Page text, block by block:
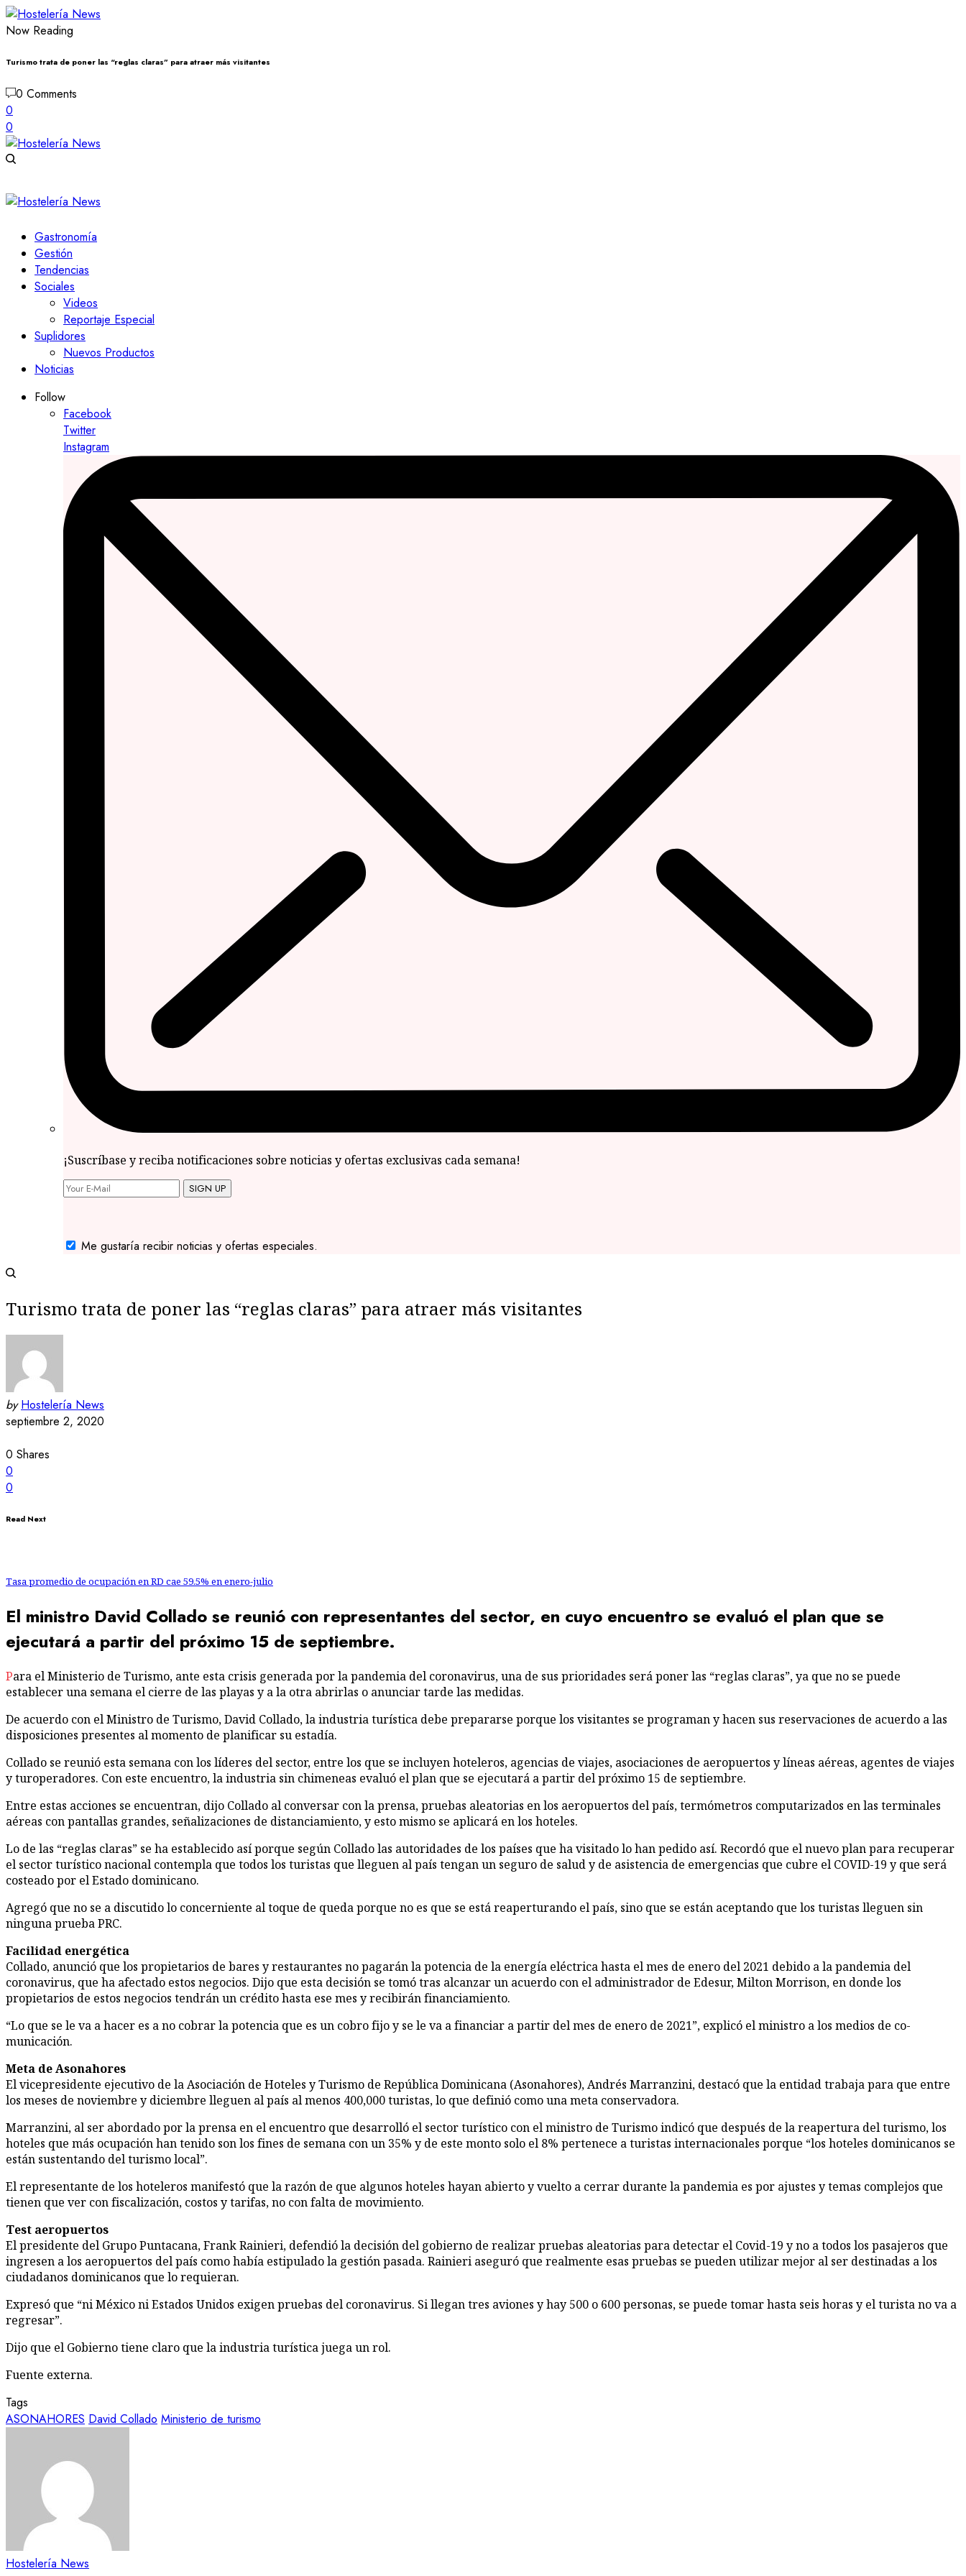
Now Reading
Turismo trata de poner las “reglas claras” para atraer más visitantes
0 Comments
0
0
Gastronomía
Gestión
Tendencias
Sociales
Videos
Reportaje Especial
Suplidores
Nuevos Productos
Noticias
Follow
Facebook
Twitter
Instagram
¡Suscríbase y reciba notificaciones sobre noticias y ofertas exclusivas cada semana!
SIGN UP
Me gustaría recibir noticias y ofertas especiales.
Turismo trata de poner las “reglas claras” para atraer más visitantes
by Hostelería News
septiembre 2, 2020
0 Shares
0
0
Read Next
Tasa promedio de ocupación en RD cae 59.5% en enero-julio
El ministro David Collado se reunió con representantes del sector, en cuyo encuentro se evaluó el plan que se
ejecutará a partir del próximo 15 de septiembre.
Para el Ministerio de Turis­mo, ante esta crisis gene­rada por la pandemia del coronavirus, una de sus prioridades será poner las “reglas claras”, ya que no se puede
establecer una se­mana el cierre de las playas y a la otra abrirlas o anun­ciar tarde las medidas.
De acuerdo con el Minis­tro de Turismo, David Co­llado, la industria turística debe prepararse porque los visitantes se progra­man y hacen sus reserva­ciones de acuerdo a las
disposiciones presentes al momento de planificar su estadía.
Collado se reunió esta semana con los líderes del sector, entre los que se incluyen hoteleros, agencias de viajes, asociaciones de aeropuertos y líneas aé­reas, agentes de viajes
y turoperadores. Con es­te encuentro, la indus­tria sin chimeneas evaluó el plan que se ejecutará a partir del próximo 15 de septiembre.
Entre estas acciones se encuentran, dijo Collado al conversar con la pren­sa, pruebas aleatorias en los aeropuertos del país, termómetros computa­rizados en las termina­les
aéreas con pantallas grandes, señalizaciones de distanciamiento, y es­to mismo se aplicará en los hoteles.
Lo de las “reglas claras” se ha establecido así por­que según Collado las au­toridades de los países que ha visitado lo han pedido así. Recordó que el nuevo plan para recuperar
el sec­tor turístico nacional con­templa que todos los tu­ristas que lleguen al país tengan un seguro de salud y de asistencia de emergen­cias que cubre el COVID-19 y que será
costeado por el Estado dominicano.
Agregó que no se a discu­tido lo concerniente al to­que de queda porque no es que se está reaperturan­do el país, sino que se están aceptando que los turistas lleguen sin
ninguna prueba PRC.
Facilidad energética
Collado, anunció que los propietarios de bares y res­taurantes no pagarán la po­tencia de la energía eléc­trica hasta el mes de enero del 2021 debido a la pan­demia del
coronavirus, que ha afectado estos negocios. Dijo que esta decisión se to­mó tras alcanzar un acuer­do con el administrador de Edesur, Milton Morrison, en donde los
propietarios de estos negocios tendrán un crédito hasta ese mes y reci­birán financiamiento.
“Lo que se le va a hacer es a no cobrar la potencia que es un cobro fijo y se le va a fi­nanciar a partir del mes de enero de 2021”, explicó el ministro a los medios de co­
municación.
Meta de Asonahores
El vicepresidente ejecutivo de la Asociación de Hote­les y Turismo de República Dominicana (Asonahores), Andrés Marranzini, des­tacó que la entidad traba­ja para que entre
los meses de noviembre y diciembre lleguen al país al menos 400,000 turistas, lo que de­finió como una meta con­servadora.
Marranzini, al ser aborda­do por la prensa en el en­cuentro que desarrolló el sector turístico con el minis­tro de Turismo indicó que después de la reapertura del turismo, los
hoteles que más ocupación han tenido son los fines de semana con un 35% y de este monto so­lo el 8% pertenece a turistas internacionales porque “los hoteles dominicanos se
es­tán sustentando del turismo local”.
El representante de los ho­teleros manifestó que la ra­zón de que algunos hoteles hayan abierto y vuelto a ce­rrar durante la pandemia es por ajustes y temas comple­jos que
tienen que ver con fiscalización, costos y tari­fas, no con falta de movi­miento.
Test aeropuertos
El presidente del Grupo Puntacana, Frank Rainie­ri, defendió la decisión del gobierno de realizar prue­bas aleatorias para detectar el Covid-19 y no a todos los pasajeros que
ingresen a los aeropuertos del país como había estipulado la gestión pasada. Rainieri aseguró que realmente esas pruebas se pueden utilizar mejor al ser destinadas a los
ciuda­danos dominicanos que lo requieran.
Expresó que “ni Méxi­co ni Estados Unidos exi­gen pruebas del coro­navirus. Si llegan tres aviones y hay 500 o 600 personas, se puede to­mar hasta seis horas y el turista no va a
regresar”.
Dijo que el Gobierno tie­ne claro que la industria turística juega un rol.
Fuente externa.
Tags
ASONAHORES David Collado Ministerio de turismo
Hostelería News